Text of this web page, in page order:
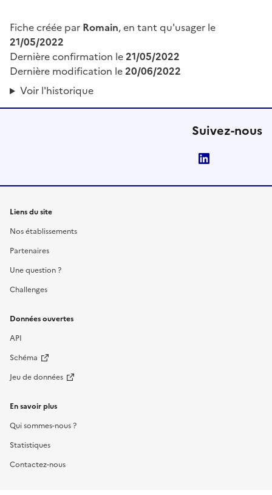
Fiche créée par Romain, en tant qu'usager le
21/05/2022
Dernière confirmation le21/05/2022
Dernière modification le20/06/2022
Voir l'historique
Suivez-nous
Liens du site
Nos établissements
Partenaires
Une question ?
Challenges
Données ouvertes
API
Schéma
Jeu de données
En savoir plus
Qui sommes-nous ?
Statistiques
Contactez-nous